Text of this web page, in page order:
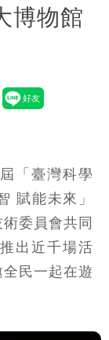
81％ 台積
秀燕！8年
！交往原因
99K！工作
天「這區下
採購、中間
博物館
「臺灣科學
賦能未來」
委員會共同
出近千場活
民一起在遊